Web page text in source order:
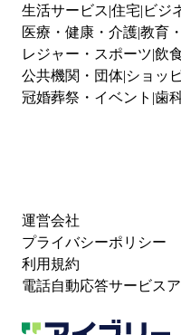
生活サービス 住宅 ビジ
医療・健康・介護教育
レジャー・スポーツ 飲
公共機関・団体 ショッ
冠婚葬祭・イベント 歯
運営会社
プライバシーポリシー
利用規約
電話自動応答サービス